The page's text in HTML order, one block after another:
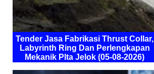
Tender Jasa Fabrikasi Thrust Collar,
Labyrinth Ring Dan Perlengkapan
Mekanik Plta Jelok (05-08-2026)